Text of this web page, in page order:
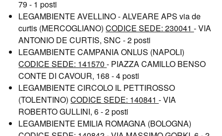
79 - 1 posti
LEGAMBIENTE AVELLINO - ALVEARE APS via de
curtis (MERCOGLIANO)CODICE SEDE: 230041- VIA
ANTONIO DE CURTIS, SNC - 2 posti
LEGAMBIENTE CAMPANIA ONLUS (NAPOLI)
CODICE SEDE: 141570- PIAZZA CAMILLO BENSO
CONTE DI CAVOUR, 168 - 4 posti
LEGAMBIENTE CIRCOLO IL PETTIROSSO
(TOLENTINO)CODICE SEDE: 140841- VIA
ROBERTO GULLINI, 6 - 2 posti
LEGAMBIENTE EMILIA ROMAGNA (BOLOGNA)